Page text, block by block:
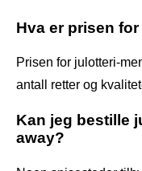
Hva er prisen
Prisen for julotteri-
antall retter og
Kan jeg bestille
away?